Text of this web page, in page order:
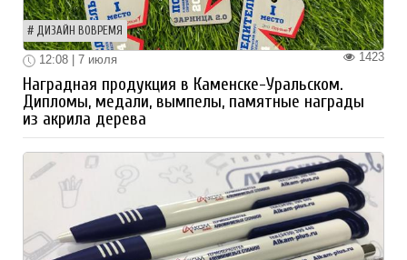
ДИЗАЙН ВОВРЕМЯ
1423
12:08 | 7 июля
Наградная продукция в Каменске-Уральском.
Дипломы, медали, вымпелы, памятные награды
из акрила дерева